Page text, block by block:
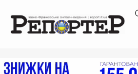
вмісту